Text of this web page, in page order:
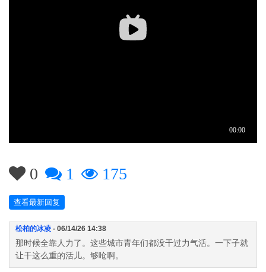
0 1 175
查看最新回复
松柏的冰凌 - 06/14/26 14:38
那时候全靠人力了。这些城市青年们都没干过力气活。一下子就
让干这么重的活儿。够呛啊。